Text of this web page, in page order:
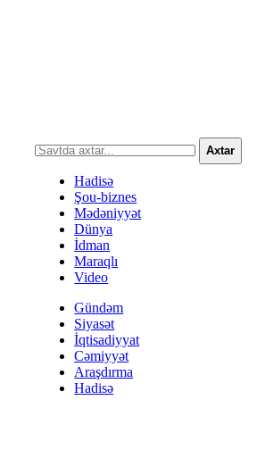
Axtar
Hadisə
Şou-biznes
Mədəniyyət
Dünya
İdman
Maraqlı
Video
Gündəm
Siyasət
İqtisadiyyat
Cəmiyyət
Araşdırma
Hadisə